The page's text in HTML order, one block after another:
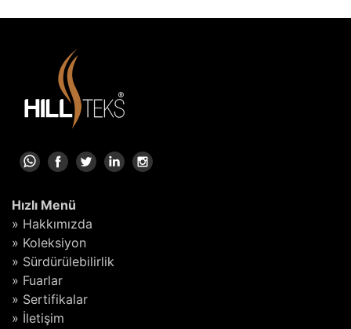
Hızlı Menü
» Hakkımızda
» Koleksiyon
» Sürdürülebilirlik
» Fuarlar
» Sertifikalar
» İletişim